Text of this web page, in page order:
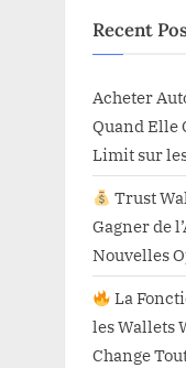
Recent
Acheter
Quand Elle
Limit sur
Trust
Gagner de
Nouvelles
La
les Wallets
Change